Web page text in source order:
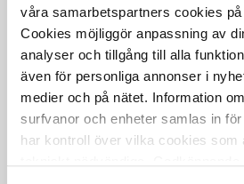
våra samarbetspartners cookies
Cookies möjliggör anpassning av
analyser och tillgång till alla
även för personliga annonser i
medier och på nätet. Information
surfvanor och enheter samlas in
har kontroll över vilka cookies som
Hylsnyckelsats lågprofil
1/4" - lågprofil 31 delar
Med